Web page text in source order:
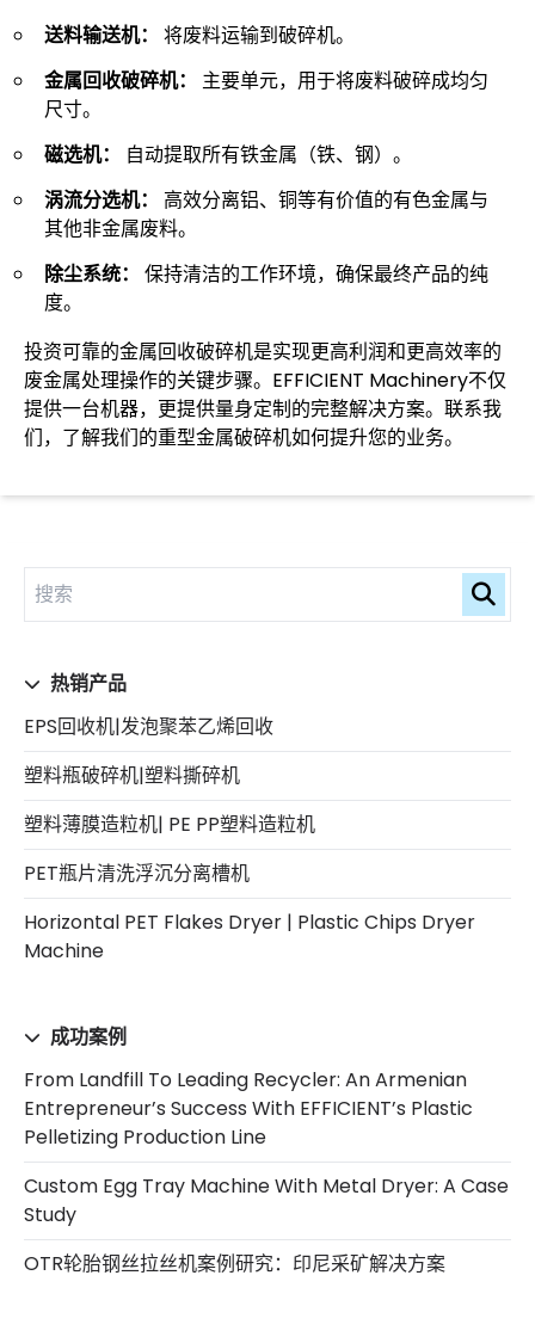
送料输送机：
将废料运输到破碎机。
金属回收破碎机： 主要单元，用于将废料破碎成均匀
尺寸。
磁选机：
自动提取所有铁金属（铁、钢）。
涡流分选机：
高效分离铝、铜等有价值的有色金属与
其他非金属废料。
除尘系统：
保持清洁的工作环境，确保最终产品的纯
度。
投资可靠的金属回收破碎机是实现更高利润和更高效率的
废金属处理操作的关键步骤。EFFICIENT Machinery不仅
提供一台机器，更提供量身定制的完整解决方案。联系我
们，了解我们的重型金属破碎机如何提升您的业务。
热销产品
EPS回收机|发泡聚苯乙烯回收
塑料瓶破碎机|塑料撕碎机
塑料薄膜造粒机| PE PP塑料造粒机
PET瓶片清洗浮沉分离槽机
Horizontal PET Flakes Dryer | Plastic Chips Dryer
Machine
成功案例
From Landfill To Leading Recycler: An Armenian
Entrepreneur’s Success With EFFICIENT’s Plastic
Pelletizing Production Line
Custom Egg Tray Machine With Metal Dryer: A Case
Study
OTR轮胎钢丝拉丝机案例研究：印尼采矿解决方案